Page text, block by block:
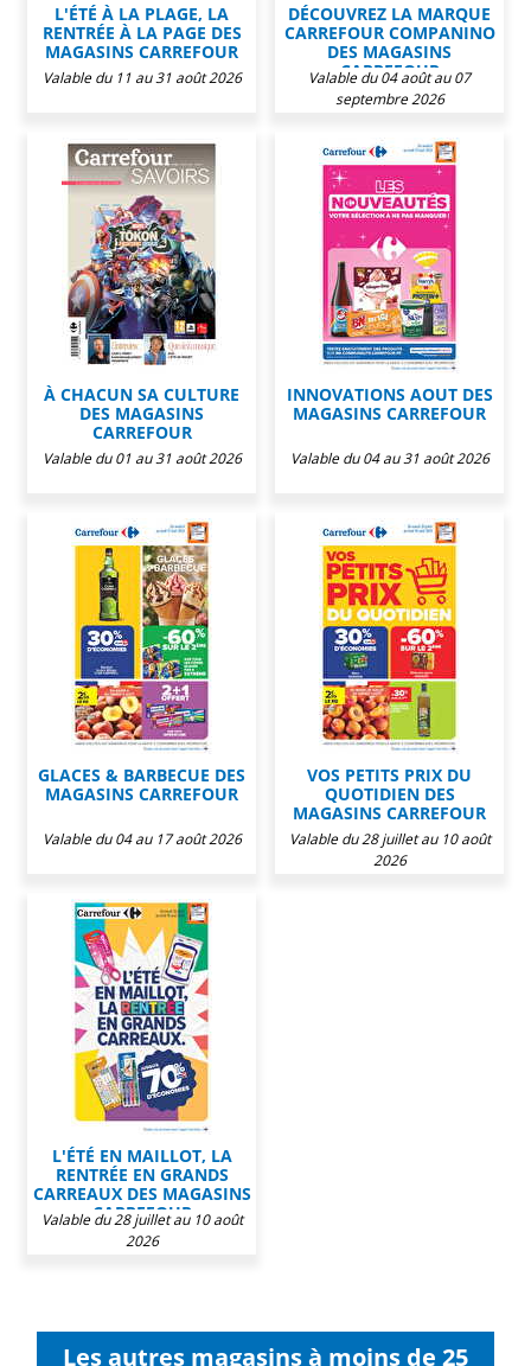
L'ÉTÉ À LA PLAGE, LA
RENTRÉE À LA PAGE DES
MAGASINS CARREFOUR
Valable du 11 au 31 août 2026
DÉCOUVREZ LA MARQUE
CARREFOUR COMPANINO
DES MAGASINS
CARREFOUR
Valable du 04 août au 07
septembre 2026
À CHACUN SA CULTURE
DES MAGASINS
CARREFOUR
Valable du 01 au 31 août 2026
INNOVATIONS AOUT DES
MAGASINS CARREFOUR
Valable du 04 au 31 août 2026
GLACES & BARBECUE DES
MAGASINS CARREFOUR
Valable du 04 au 17 août 2026
VOS PETITS PRIX DU
QUOTIDIEN DES
MAGASINS CARREFOUR
Valable du 28 juillet au 10 août
2026
L'ÉTÉ EN MAILLOT, LA
RENTRÉE EN GRANDS
CARREAUX DES MAGASINS
CARREFOUR
Valable du 28 juillet au 10 août
2026
Les autres magasins à moins de 25